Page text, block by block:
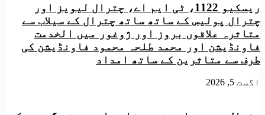
ریسکیو 1122، ٹی ایم اے، چترال لیویز اور
چترال پولیس کے ساتھ ساتھ چترال کے سیلاب سے
متاثرہ علاقوں بروز اور ژوغور میں الخدمت
فاونڈیشن اور محمد طلحہ محمود فاونڈیشن کی
طرف سے متاثرین کے ساتھ امداد
اگست 5, 2026